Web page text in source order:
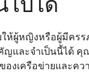
ไปได้
ให้ผู้หญิงหรือผู้มีคร
และจำเป็นนี้ได้ คุ
องเครือข่ายและคว